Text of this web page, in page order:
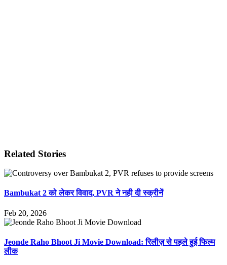
Related Stories
Bambukat 2 को लेकर विवाद, PVR ने नही दी स्क्रीनें
Feb 20, 2026
Jeonde Raho Bhoot Ji Movie Download: रिलीज़ से पहले हुई फिल्म
लीक